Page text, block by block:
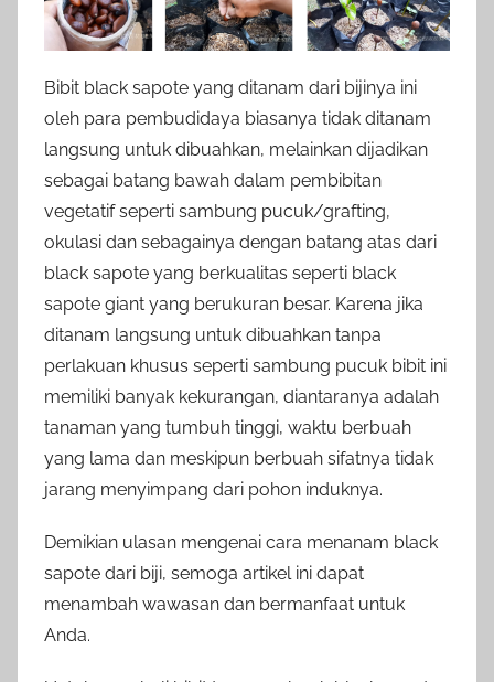
Bibit black sapote yang ditanam dari bijinya ini
oleh para pembudidaya biasanya tidak ditanam
langsung untuk dibuahkan, melainkan dijadikan
sebagai batang bawah dalam pembibitan
vegetatif seperti sambung pucuk/grafting,
okulasi dan sebagainya dengan batang atas dari
black sapote yang berkualitas seperti black
sapote giant yang berukuran besar. Karena jika
ditanam langsung untuk dibuahkan tanpa
perlakuan khusus seperti sambung pucuk bibit ini
memiliki banyak kekurangan, diantaranya adalah
tanaman yang tumbuh tinggi, waktu berbuah
yang lama dan meskipun berbuah sifatnya tidak
jarang menyimpang dari pohon induknya.
Demikian ulasan mengenai cara menanam black
sapote dari biji, semoga artikel ini dapat
menambah wawasan dan bermanfaat untuk
Anda.